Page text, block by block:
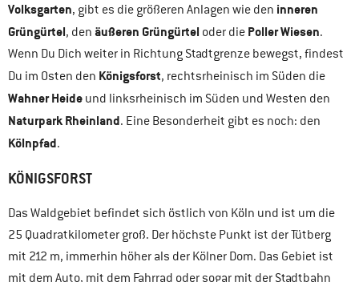
Volksgarten, gibt es die größeren Anlagen wie den inneren
Grüngürtel, den äußeren Grüngürtel oder die Poller Wiesen.
Wenn Du Dich weiter in Richtung Stadtgrenze bewegst, findest
Du im Osten den Königsforst, rechtsrheinisch im Süden die
Wahner Heide und linksrheinisch im Süden und Westen den
Naturpark Rheinland. Eine Besonderheit gibt es noch: den
Kölnpfad.
KÖNIGSFORST
Das Waldgebiet befindet sich östlich von Köln und ist um die
25 Quadratkilometer groß. Der höchste Punkt ist der Tütberg
mit 212 m, immerhin höher als der Kölner Dom. Das Gebiet ist
mit dem Auto, mit dem Fahrrad oder sogar mit der Stadtbahn